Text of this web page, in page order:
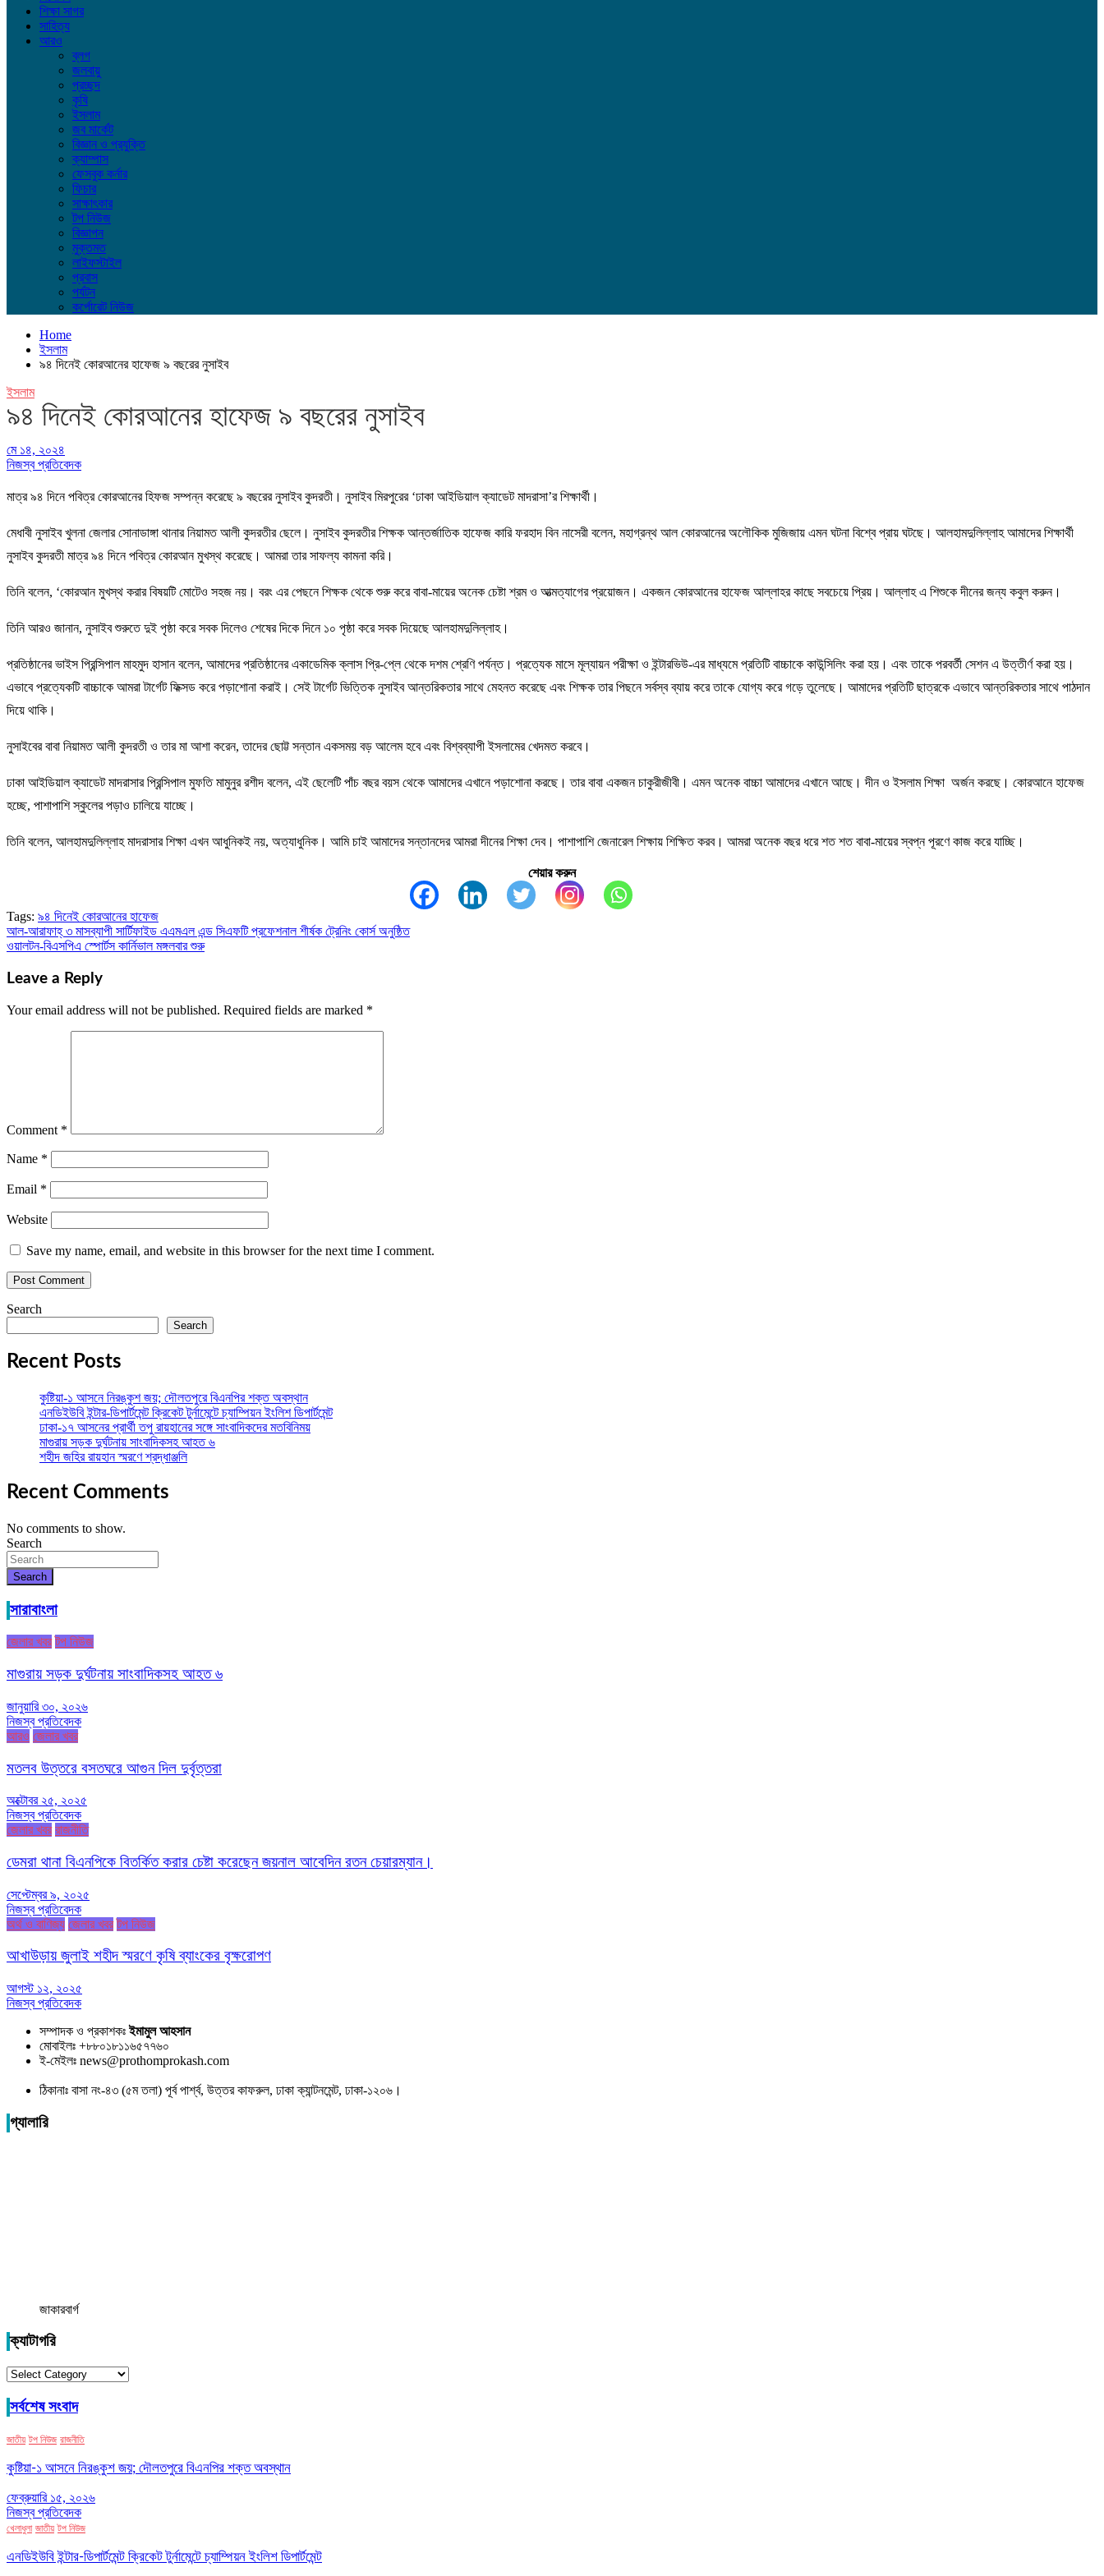
শিক্ষা সাগর
সাহিত্য
আরও
ব্লগ
জলবায়ু
প্রচ্ছদ
কৃষি
ইসলাম
জব মার্কেট
বিজ্ঞান ও প্রযুক্তি
ক্যাম্পাস
ফেসবুক কর্নার
ফিচার
সাক্ষাৎকার
টপ নিউজ
বিজ্ঞাপন
মুক্তমত
লাইফস্টাইল
প্রবাস
পর্যটন
কর্পোরেট নিউজ
Home
ইসলাম
৯৪ দিনেই কোরআনের হাফেজ ৯ বছরের নুসাইব
ইসলাম
৯৪ দিনেই কোরআনের হাফেজ ৯ বছরের নুসাইব
মে ১৪, ২০২৪
নিজস্ব প্রতিবেদক
মাত্র ৯৪ দিনে পবিত্র কোরআনের হিফজ সম্পন্ন করেছে ৯ বছরের নুসাইব কুদরতী। নুসাইব মিরপুরের ‘ঢাকা আইডিয়াল ক্যাডেট মাদরাসা’র শিক্ষার্থী।
মেধাবী নুসাইব খুলনা জেলার সোনাডাঙ্গা থানার নিয়ামত আলী কুদরতীর ছেলে। নুসাইব কুদরতীর শিক্ষক আন্তর্জাতিক হাফেজ কারি ফরহাদ বিন নাসেরী বলেন, মহাগ্রন্থ আল কোরআনের অলৌকিক মুজিজায় এমন ঘটনা বিশ্বে প্রায় ঘটছে। আলহামদুলিল্লাহ আমাদের শিক্ষার্থী
নুসাইব কুদরতী মাত্র ৯৪ দিনে পবিত্র কোরআন মুখস্থ করেছে। আমরা তার সাফল্য কামনা করি।
তিনি বলেন, ‘কোরআন মুখস্থ করার বিষয়টি মোটেও সহজ নয়। বরং এর পেছনে শিক্ষক থেকে শুরু করে বাবা-মায়ের অনেক চেষ্টা শ্রম ও আত্মত্যাগের প্রয়োজন। একজন কোরআনের হাফেজ আল্লাহর কাছে সবচেয়ে প্রিয়। আল্লাহ এ শিশুকে দীনের জন্য কবুল করুন।
তিনি আরও জানান, নুসাইব শুরুতে দুই পৃষ্ঠা করে সবক দিলেও শেষের দিকে দিনে ১০ পৃষ্ঠা করে সবক দিয়েছে আলহামদুলিল্লাহ।
প্রতিষ্ঠানের ভাইস প্রিন্সিপাল মাহমুদ হাসান বলেন, আমাদের প্রতিষ্ঠানের একাডেমিক ক্লাস প্রি-প্লে থেকে দশম শ্রেণি পর্যন্ত। প্রত্যেক মাসে মূল্যায়ন পরীক্ষা ও ইন্টারভিউ-এর মাধ্যমে প্রতিটি বাচ্চাকে কাউন্সিলিং করা হয়। এবং তাকে পরবর্তী সেশন এ উত্তীর্ণ করা হয়।
এভাবে প্রত্যেকটি বাচ্চাকে আমরা টার্গেট ফিক্সড করে পড়াশোনা করাই। সেই টার্গেট ভিত্তিক নুসাইব আন্তরিকতার সাথে মেহনত করেছে এবং শিক্ষক তার পিছনে সর্বস্ব ব্যায় করে তাকে যোগ্য করে গড়ে তুলেছে। আমাদের প্রতিটি ছাত্রকে এভাবে আন্তরিকতার সাথে পাঠদান
দিয়ে থাকি।
নুসাইবের বাবা নিয়ামত আলী কুদরতী ও তার মা আশা করেন, তাদের ছোট্ট সন্তান একসময় বড় আলেম হবে এবং বিশ্বব্যাপী ইসলামের খেদমত করবে।
ঢাকা আইডিয়াল ক্যাডেট মাদরাসার প্রিন্সিপাল মুফতি মামুনুর রশীদ বলেন, এই ছেলেটি পাঁচ বছর বয়স থেকে আমাদের এখানে পড়াশোনা করছে। তার বাবা একজন চাকুরীজীবী। এমন অনেক বাচ্চা আমাদের এখানে আছে। দীন ও ইসলাম শিক্ষা অর্জন করছে। কোরআনে হাফেজ
হচ্ছে, পাশাপাশি স্কুলের পড়াও চালিয়ে যাচ্ছে।
তিনি বলেন, আলহামদুলিল্লাহ মাদরাসার শিক্ষা এখন আধুনিকই নয়, অত্যাধুনিক। আমি চাই আমাদের সন্তানদের আমরা দীনের শিক্ষা দেব। পাশাপাশি জেনারেল শিক্ষায় শিক্ষিত করব। আমরা অনেক বছর ধরে শত শত বাবা-মায়ের স্বপ্ন পূরণে কাজ করে যাচ্ছি।
শেয়ার করুন
Tags: ৯৪ দিনেই কোরআনের হাফেজ
Post
navigation
আল-আরাফাহ্ ৩ মাসব্যাপী সার্টিফাইড এএমএল এন্ড সিএফটি প্রফেশনাল শীর্ষক ট্রেনিং কোর্স অনুষ্ঠিত
ওয়ালটন-বিএসপিএ স্পোর্টস কার্নিভাল মঙ্গলবার শুরু
Leave a Reply
Your email address will not be published. Required fields are marked *
Comment *
Name *
Email *
Website
Save my name, email, and website in this browser for the next time I comment.
Search
Search
Recent Posts
কুষ্টিয়া-১ আসনে নিরঙ্কুশ জয়; দৌলতপুরে বিএনপির শক্ত অবস্থান
এনডিইউবি ইন্টার-ডিপার্টমেন্ট ক্রিকেট টুর্নামেন্টে চ্যাম্পিয়ন ইংলিশ ডিপার্টমেন্ট
ঢাকা-১৭ আসনের প্রার্থী তপু রায়হানের সঙ্গে সাংবাদিকদের মতবিনিময়
মাগুরায় সড়ক দুর্ঘটনায় সাংবাদিকসহ আহত ৬
শহীদ জহির রায়হান স্মরণে শ্রদ্ধাঞ্জলি
Recent Comments
No comments to show.
Search
Search
সারাবাংলা
জেলার খবর টপ নিউজ
মাগুরায় সড়ক দুর্ঘটনায় সাংবাদিকসহ আহত ৬
জানুয়ারি ৩০, ২০২৬
নিজস্ব প্রতিবেদক
আরও জেলার খবর
মতলব উত্তরে বসতঘরে আগুন দিল দুর্বৃত্তরা
অক্টোবর ২৫, ২০২৫
নিজস্ব প্রতিবেদক
জেলার খবর রাজনীতি
ডেমরা থানা বিএনপিকে বিতর্কিত করার চেষ্টা করেছেন জয়নাল আবেদিন রতন চেয়ারম্যান।
সেপ্টেম্বর ৯, ২০২৫
নিজস্ব প্রতিবেদক
অর্থ ও বাণিজ্য জেলার খবর টপ নিউজ
আখাউড়ায় জুলাই শহীদ স্মরণে কৃষি ব্যাংকের বৃক্ষরোপণ
আগস্ট ১২, ২০২৫
নিজস্ব প্রতিবেদক
সম্পাদক ও প্রকাশকঃইমামুল আহসান
মোবাইলঃ +৮৮০১৮১১৬৫৭৭৬০
ই-মেইলঃ news@prothomprokash.com
ঠিকানাঃ বাসা নং-৪৩ (৫ম তলা) পূর্ব পার্শ্ব, উত্তর কাফরুল, ঢাকা ক্যান্টনমেন্ট, ঢাকা-১২০৬।
গ্যালারি
জাকারবার্গ
ক্যাটাগরি
ক্যাটাগরি
সর্বশেষ সংবাদ
জাতীয় টপ নিউজ রাজনীতি
কুষ্টিয়া-১ আসনে নিরঙ্কুশ জয়; দৌলতপুরে বিএনপির শক্ত অবস্থান
ফেব্রুয়ারি ১৫, ২০২৬
নিজস্ব প্রতিবেদক
খেলাধুলা জাতীয় টপ নিউজ
এনডিইউবি ইন্টার-ডিপার্টমেন্ট ক্রিকেট টুর্নামেন্টে চ্যাম্পিয়ন ইংলিশ ডিপার্টমেন্ট